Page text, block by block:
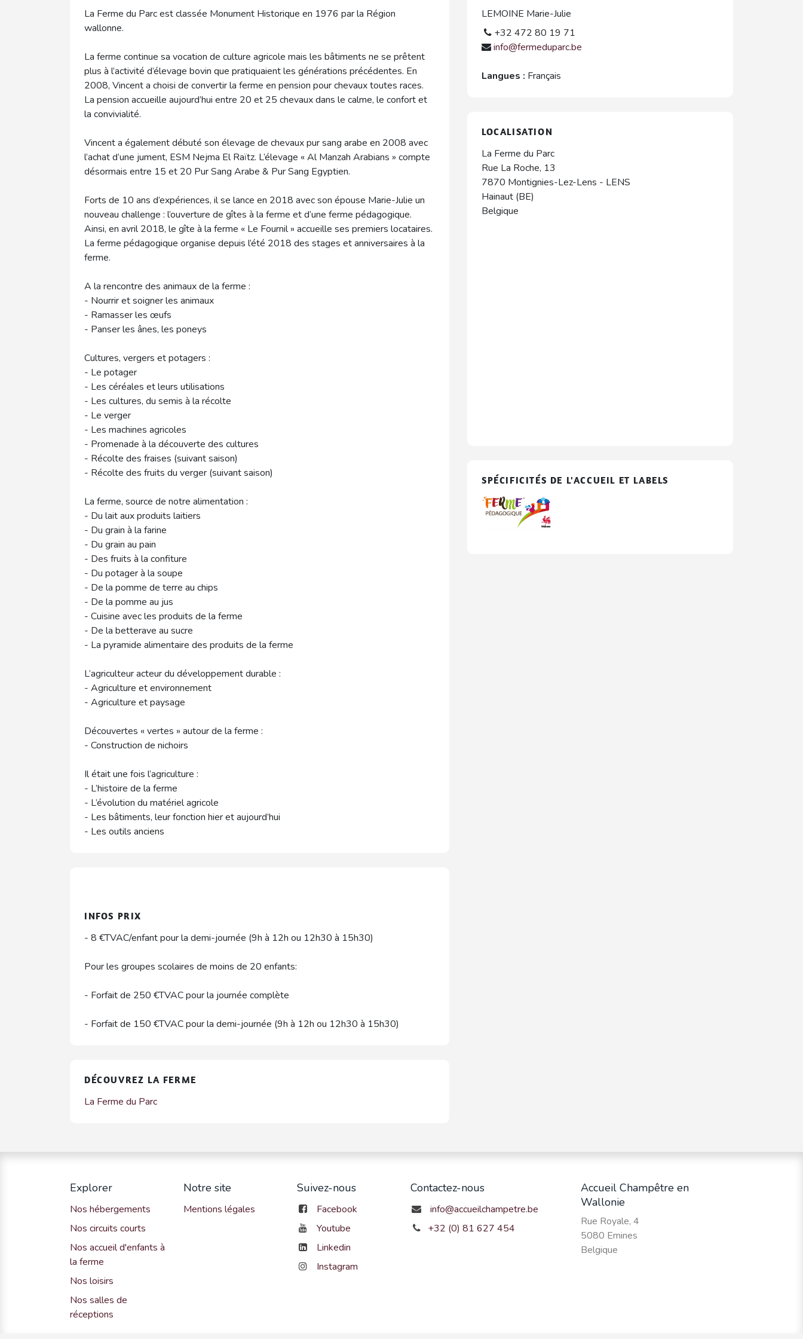
La Ferme du Parc est classée Monument Historique en 1976 par la Région
wallonne.
La ferme continue sa vocation de culture agricole mais les bâtiments ne se prêtent
plus à l’activité d’élevage bovin que pratiquaient les générations précédentes. En
2008, Vincent a choisi de convertir la ferme en pension pour chevaux toutes races.
La pension accueille aujourd’hui entre 20 et 25 chevaux dans le calme, le confort et
la convivialité.
Vincent a également débuté son élevage de chevaux pur sang arabe en 2008 avec
l’achat d’une jument, ESM Nejma El Raïtz. L’élevage « Al Manzah Arabians » compte
désormais entre 15 et 20 Pur Sang Arabe & Pur Sang Egyptien.
Forts de 10 ans d’expériences, il se lance en 2018 avec son épouse Marie-Julie un
nouveau challenge : l’ouverture de gîtes à la ferme et d’une ferme pédagogique.
Ainsi, en avril 2018, le gîte à la ferme « Le Fournil » accueille ses premiers locataires.
La ferme pédagogique organise depuis l’été 2018 des stages et anniversaires à la
ferme.
A la rencontre des animaux de la ferme :
- Nourrir et soigner les animaux
- Ramasser les œufs
- Panser les ânes, les poneys
Cultures, vergers et potagers :
- Le potager
- Les céréales et leurs utilisations
- Les cultures, du semis à la récolte
- Le verger
- Les machines agricoles
- Promenade à la découverte des cultures
- Récolte des fraises (suivant saison)
- Récolte des fruits du verger (suivant saison)
La ferme, source de notre alimentation :
- Du lait aux produits laitiers
- Du grain à la farine
- Du grain au pain
- Des fruits à la confiture
- Du potager à la soupe
- De la pomme de terre au chips
- De la pomme au jus
- Cuisine avec les produits de la ferme
- De la betterave au sucre
- La pyramide alimentaire des produits de la ferme
L’agriculteur acteur du développement durable :
- Agriculture et environnement
- Agriculture et paysage
Découvertes « vertes » autour de la ferme :
- Construction de nichoirs
Il était une fois l’agriculture :
- L’histoire de la ferme
- L’évolution du matériel agricole
- Les bâtiments, leur fonction hier et aujourd’hui
- Les outils anciens
INFOS PRIX
- 8 €TVAC/enfant pour la demi-journée (9h à 12h ou 12h30 à 15h30)
Pour les groupes scolaires de moins de 20 enfants:
- Forfait de 250 €TVAC pour la journée complète
- Forfait de 150 €TVAC pour la demi-journée (9h à 12h ou 12h30 à 15h30)
DÉCOUVREZ LA FERME
La Ferme du Parc
LEMOINE Marie-Julie
+32 472 80 19 71
info@fermeduparc.be
Langues : Français
LOCALISATION
La Ferme du Parc
Rue La Roche, 13
7870 Montignies-Lez-Lens - LENS
Hainaut (BE)
Belgique
SPÉCIFICITÉS DE L'ACCUEIL ET LABELS
Explorer
Nos hébergements
Nos circuits courts
Nos accueil d'enfants à
la ferme
Nos loisirs
Nos salles de
réceptions
Notre site
Mentions légales
Suivez-nous
Facebook
Youtube
Linkedin
Instagram
Contactez-nous
info@accueilchampetre.be
+32 (0) 81 627 454
Accueil Champêtre en
Wallonie
Rue Royale, 4
5080 Emines
Belgique